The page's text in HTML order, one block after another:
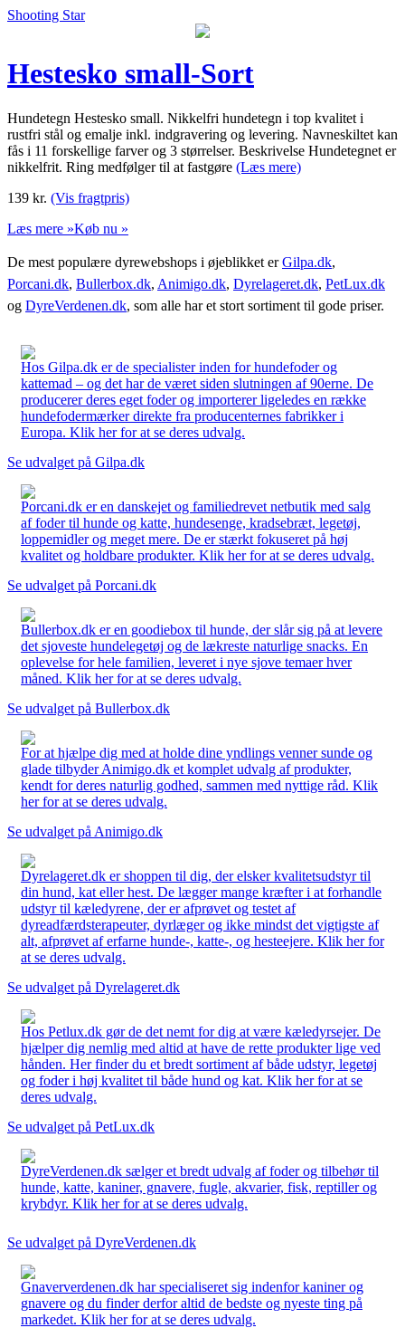
Shooting Star
Hestesko small-Sort
Hundetegn Hestesko small. Nikkelfri hundetegn i top kvalitet i
rustfri stål og emalje inkl. indgravering og levering. Navneskiltet kan
fås i 11 forskellige farver og 3 størrelser. Beskrivelse Hundetegnet er
nikkelfrit. Ring medfølger til at fastgøre (Læs mere)
139 kr. (Vis fragtpris)
Læs mere »Køb nu »
De mest populære dyrewebshops i øjeblikket erGilpa.dk,
Porcani.dk, Bullerbox.dk, Animigo.dk, Dyrelageret.dk, PetLux.dk
og DyreVerdenen.dk, som alle har et stort sortiment til gode priser.
Hos Gilpa.dk er de specialister inden for hundefoder og
kattemad – og det har de været siden slutningen af 90erne. De
producerer deres eget foder og importerer ligeledes en række
hundefodermærker direkte fra producenternes fabrikker i
Europa. Klik her for at se deres udvalg.
Se udvalget på Gilpa.dk
Porcani.dk er en danskejet og familiedrevet netbutik med salg
af foder til hunde og katte, hundesenge, kradsebræt, legetøj,
loppemidler og meget mere. De er stærkt fokuseret på høj
kvalitet og holdbare produkter. Klik her for at se deres udvalg.
Se udvalget på Porcani.dk
Bullerbox.dk er en goodiebox til hunde, der slår sig på at levere
det sjoveste hundelegetøj og de lækreste naturlige snacks. En
oplevelse for hele familien, leveret i nye sjove temaer hver
måned. Klik her for at se deres udvalg.
Se udvalget på Bullerbox.dk
For at hjælpe dig med at holde dine yndlings venner sunde og
glade tilbyder Animigo.dk et komplet udvalg af produkter,
kendt for deres naturlig godhed, sammen med nyttige råd. Klik
her for at se deres udvalg.
Se udvalget på Animigo.dk
Dyrelageret.dk er shoppen til dig, der elsker kvalitetsudstyr til
din hund, kat eller hest. De lægger mange kræfter i at forhandle
udstyr til kæledyrene, der er afprøvet og testet af
dyreadfærdsterapeuter, dyrlæger og ikke mindst det vigtigste af
alt, afprøvet af erfarne hunde-, katte-, og hesteejere. Klik her for
at se deres udvalg.
Se udvalget på Dyrelageret.dk
Hos Petlux.dk gør de det nemt for dig at være kæledyrsejer. De
hjælper dig nemlig med altid at have de rette produkter lige ved
hånden. Her finder du et bredt sortiment af både udstyr, legetøj
og foder i høj kvalitet til både hund og kat. Klik her for at se
deres udvalg.
Se udvalget på PetLux.dk
DyreVerdenen.dk sælger et bredt udvalg af foder og tilbehør til
hunde, katte, kaniner, gnavere, fugle, akvarier, fisk, reptiller og
krybdyr. Klik her for at se deres udvalg.
Se udvalget på DyreVerdenen.dk
Gnaververdenen.dk har specialiseret sig indenfor kaniner og
gnavere og du finder derfor altid de bedste og nyeste ting på
markedet. Klik her for at se deres udvalg.